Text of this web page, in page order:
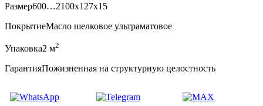
Размер600…2100x127x15
ПокрытиеМасло шелковое ультраматовое
Упаковка2 м2
ГарантияПожизненная на структурную целостность